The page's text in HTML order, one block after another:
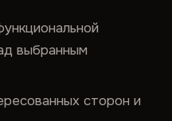
выбранным
сторон и